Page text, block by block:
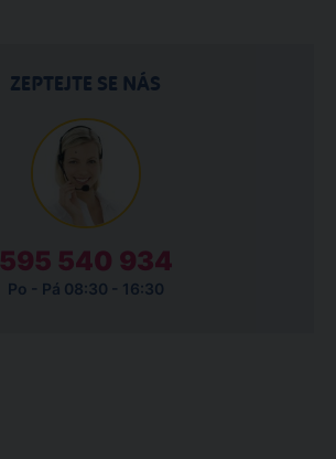
ZEPTEJTE SE NÁS
595 540 934
Po - Pá 08:30 - 16:30